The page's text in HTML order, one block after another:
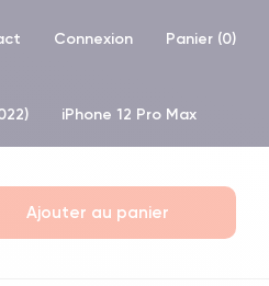
Connexion Panier (0)
iPhone 12 Pro Max
Ajouter au panier